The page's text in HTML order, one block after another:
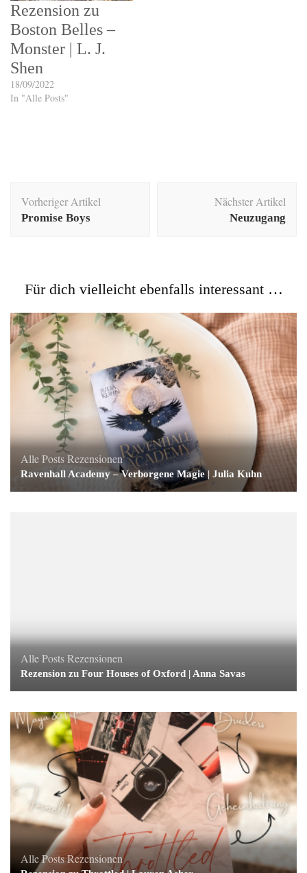
Rezension zu
Boston Belles –
Monster | L. J.
Shen
18/09/2022
In "Alle Posts"
Vorheriger Artikel
Promise Boys
Nächster Artikel
Neuzugang
Für dich vielleicht ebenfalls interessant …
Alle PostsRezensionen
Ravenhall Academy – Verborgene Magie | Julia Kuhn
Alle PostsRezensionen
Rezension zu Four Houses of Oxford | Anna Savas
Alle PostsRezensionen